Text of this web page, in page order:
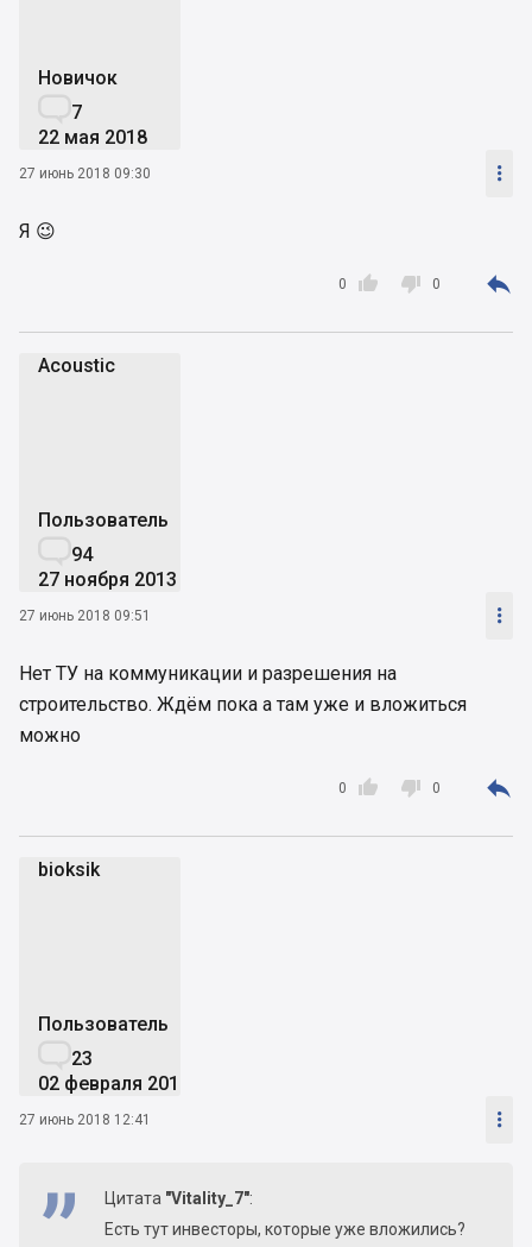
Новичок
7
22 мая 2018
27 июнь 2018 09:30 
Я 😉

0  0 
Acoustic
Пользователь
94
27 ноября 2013
27 июнь 2018 09:51 
Нет ТУ на коммуникации и разрешения на
строительство. Ждём пока а там уже и вложиться
можно

0  0 
bioksik
Пользователь
23
02 февраля 2015
27 июнь 2018 12:41 
Цитата "Vitality_7":
Есть тут инвесторы, которые уже вложились?